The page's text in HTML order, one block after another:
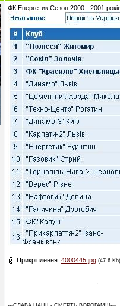
ФК Енергетик Сезон 2000 - 2001
Прикріплення: 4000445.jpg (47.6 Kb)